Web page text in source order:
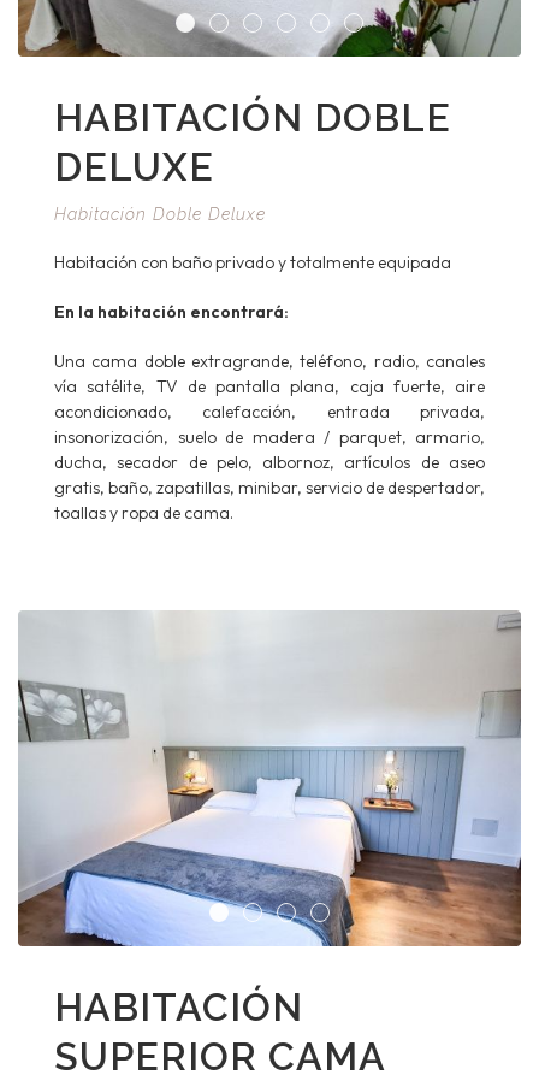
HABITACIÓN DOBLE
DELUXE
Habitación Doble Deluxe
Habitación con baño privado y totalmente equipada
En la habitación encontrará:
Una cama doble extragrande, teléfono, radio, canales
vía satélite, TV de pantalla plana, caja fuerte, aire
acondicionado, calefacción, entrada privada,
insonorización, suelo de madera / parquet, armario,
ducha, secador de pelo, albornoz, artículos de aseo
gratis, baño, zapatillas, minibar, servicio de despertador,
toallas y ropa de cama.
HABITACIÓN
SUPERIOR CAMA